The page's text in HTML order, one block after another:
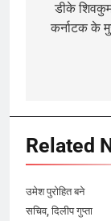
डीके
कर्नाटक के
Related
उमेश पुरोहित बने
सचिव, दिलीप गुप्ता